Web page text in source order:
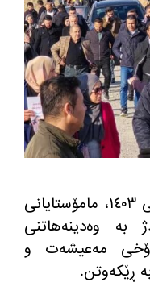
ڕۆژی یه‌كشه‌ممه‌ ٢١ی ڕێبه‌ندانی ١٤٠٣، مامۆستایانی
به‌ وه‌دینه‌هاتنی
دۆخی مه‌عیشه‌ت و
ڕێكه‌وتن.